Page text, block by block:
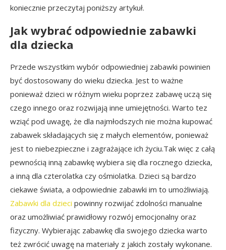
koniecznie przeczytaj poniższy artykuł.
Jak wybrać odpowiednie zabawki
dla dziecka
Przede wszystkim wybór odpowiedniej zabawki powinien
być dostosowany do wieku dziecka. Jest to ważne
ponieważ dzieci w różnym wieku poprzez zabawę uczą się
czego innego oraz rozwijają inne umiejętności. Warto tez
wziąć pod uwagę, że dla najmłodszych nie można kupować
zabawek składających się z małych elementów, ponieważ
jest to niebezpieczne i zagrażające ich życiu.Tak więc z całą
pewnością inną zabawkę wybiera się dla rocznego dziecka,
a inną dla czterolatka czy ośmiolatka. Dzieci są bardzo
ciekawe świata, a odpowiednie zabawki im to umożliwiają.
Zabawki dla dzieci powinny rozwijać zdolności manualne
oraz umożliwiać prawidłowy rozwój emocjonalny oraz
fizyczny. Wybierając zabawkę dla swojego dziecka warto
też zwrócić uwagę na materiały z jakich zostały wykonane.